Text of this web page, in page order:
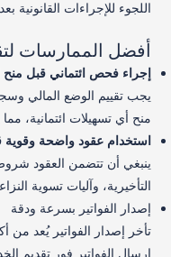
اللجوء للإجراءات القانونية
أفضل الممارسات
إجراء فحص ائتماني قبل منح
يجب تقييم الوضع المالي وسجل
منح أي تسهيلات ائتمانية،
استخدام عقود واضحة وقوية
ينبغي أن تتضمن العقود
التأخيرية، وآليات تسوية
إصدار الفواتير بسرعة ودقة
تأخر إصدار الفواتير يُعد من
إرسال الفواتير فور تقديم